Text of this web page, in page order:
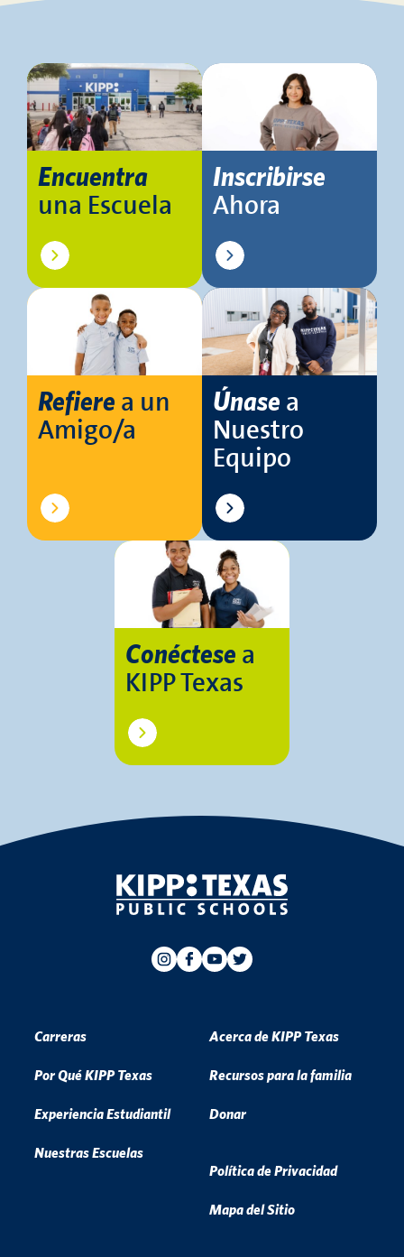
Encuentra
una Escuela
Inscribirse
Ahora
Refiere a un
Amigo/a
Únase a
Nuestro
Equipo
Conéctese a
KIPP Texas
Carreras
Por Qué KIPP Texas
Experiencia Estudiantil
Nuestras Escuelas
Acerca de KIPP Texas
Recursos para la familia
Donar
Política de Privacidad
Mapa del Sitio